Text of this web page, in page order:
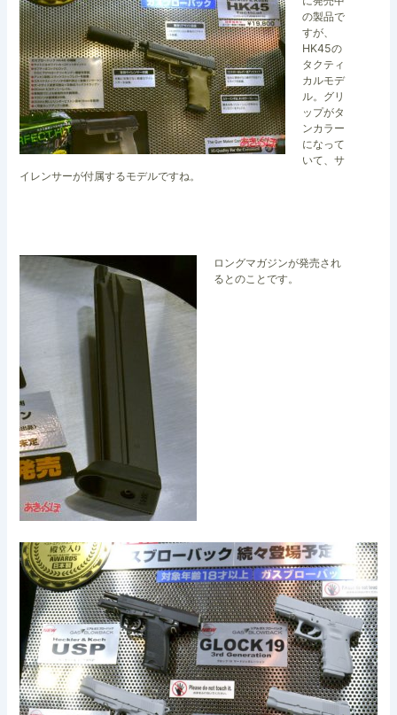
の製品で
すが、
HK45の
タクティ
カルモデ
ル。グリ
ップがタ
ンカラー
になって
いて、サ
イレンサーが付属するモデルですね。
ロングマガジンが発売され
るとのことです。